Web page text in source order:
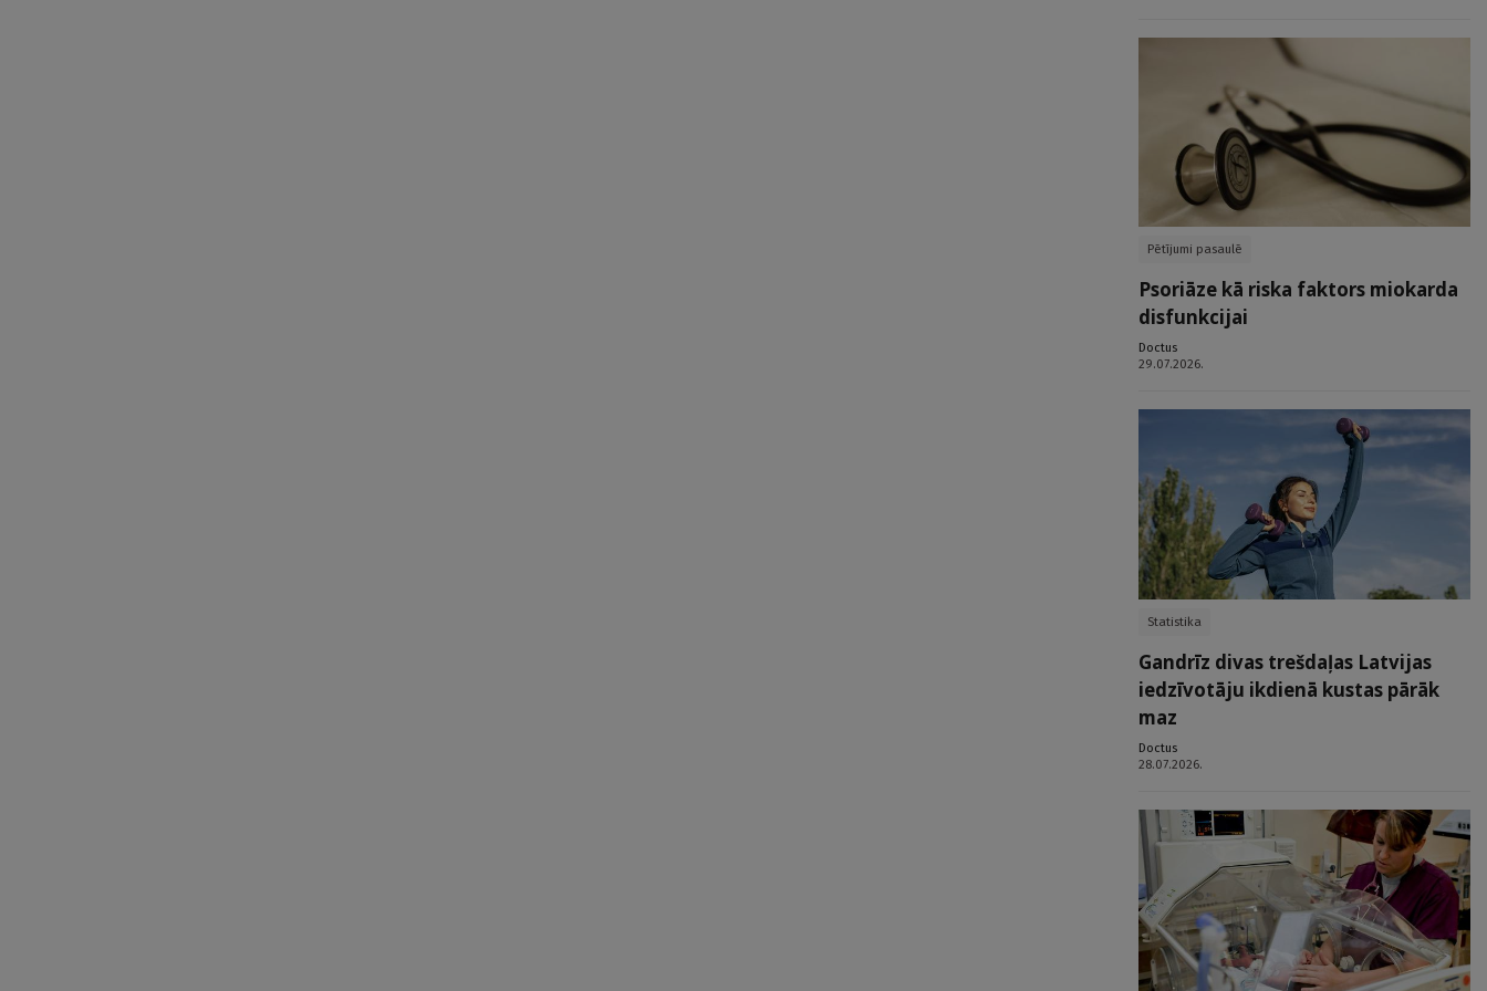
Pētījumi pasaulē
Psoriāze kā riska faktors miokarda
disfunkcijai
Doctus
29.07.2026.
Statistika
Gandrīz divas trešdaļas Latvijas
iedzīvotāju ikdienā kustas pārāk
maz
Doctus
28.07.2026.